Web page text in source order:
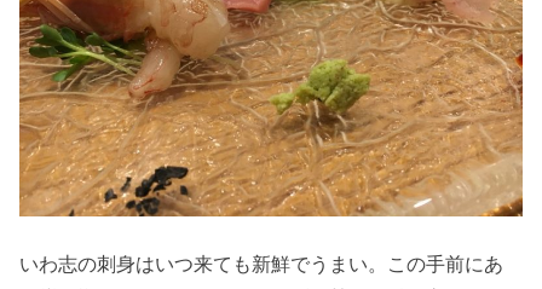
いわ志の刺身はいつ来ても新鮮でうまい。この手前にあ